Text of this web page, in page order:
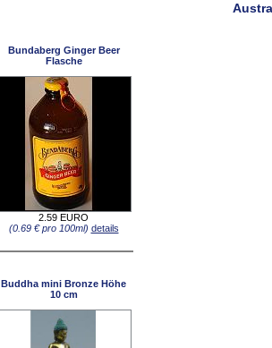
Bundaberg Ginger Beer
Flasche
2.59 EURO
(0.69 € pro 100ml) details
Buddha mini Bronze Höhe
10 cm